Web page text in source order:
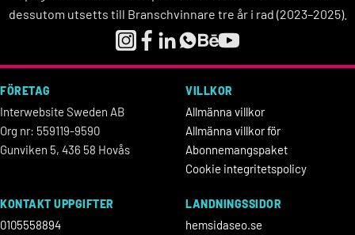
dessutom utsetts till Branschvinnare tre år i rad (2023–2025).
FÖRETAG
Interwebsite Sweden AB
Org nr: 559119-9590
Gunviken 5, 436 58 Hovås
VILLKOR
Allmänna villkor
Allmänna villkor för
Abonnemangspaket
Cookie integritetspolicy
KONTAKT UPPGIFTER
0105558894
LANDNINGSSIDOR
hemsidaseo.se